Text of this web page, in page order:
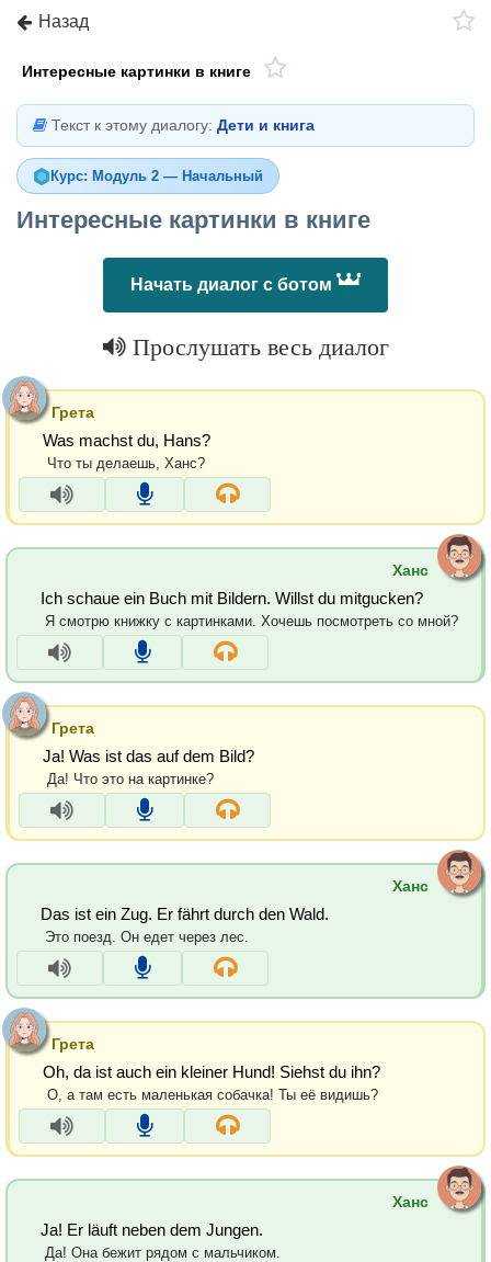
Назад
Интересные картинки в книге
Текст к этому диалогу: Дети и книга
Курс: Модуль 2 — Начальный
Интересные картинки в книге
Начать диалог с ботом
Прослушать весь диалог
Грета
Was machst du, Hans?
Что ты делаешь, Ханс?
Ханс
Ich schaue ein Buch mit Bildern. Willst du mitgucken?
Я смотрю книжку с картинками. Хочешь посмотреть со мной?
Грета
Ja! Was ist das auf dem Bild?
Да! Что это на картинке?
Ханс
Das ist ein Zug. Er fährt durch den Wald.
Это поезд. Он едет через лес.
Грета
Oh, da ist auch ein kleiner Hund! Siehst du ihn?
О, а там есть маленькая собачка! Ты её видишь?
Ханс
Ja! Er läuft neben dem Jungen.
Да! Она бежит рядом с мальчиком.